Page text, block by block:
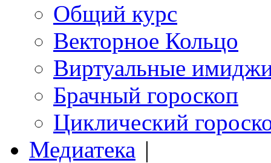
Общий курс
Векторное Кольцо
Виртуальные
Брачный гороскоп
Циклический
Медиатека |